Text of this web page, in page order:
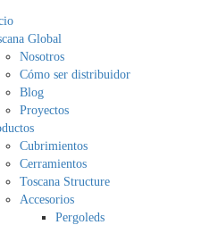
Global
Nosotros
Cómo ser distribuidor
Blog
Proyectos
Cubrimientos
Cerramientos
Toscana Structure
Accesorios
Pergoleds